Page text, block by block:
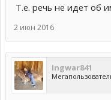
Т.е. речь не идет об
2 июн 2016
Ingwar841